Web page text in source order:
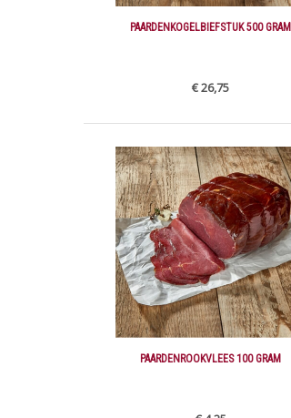
PAARDENKOGELBIEFSTUK 500 GRAM
€ 26,75
PAARDENROOKVLEES 100 GRAM